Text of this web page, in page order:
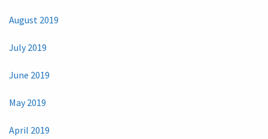
August 2019
July 2019
June 2019
May 2019
April 2019